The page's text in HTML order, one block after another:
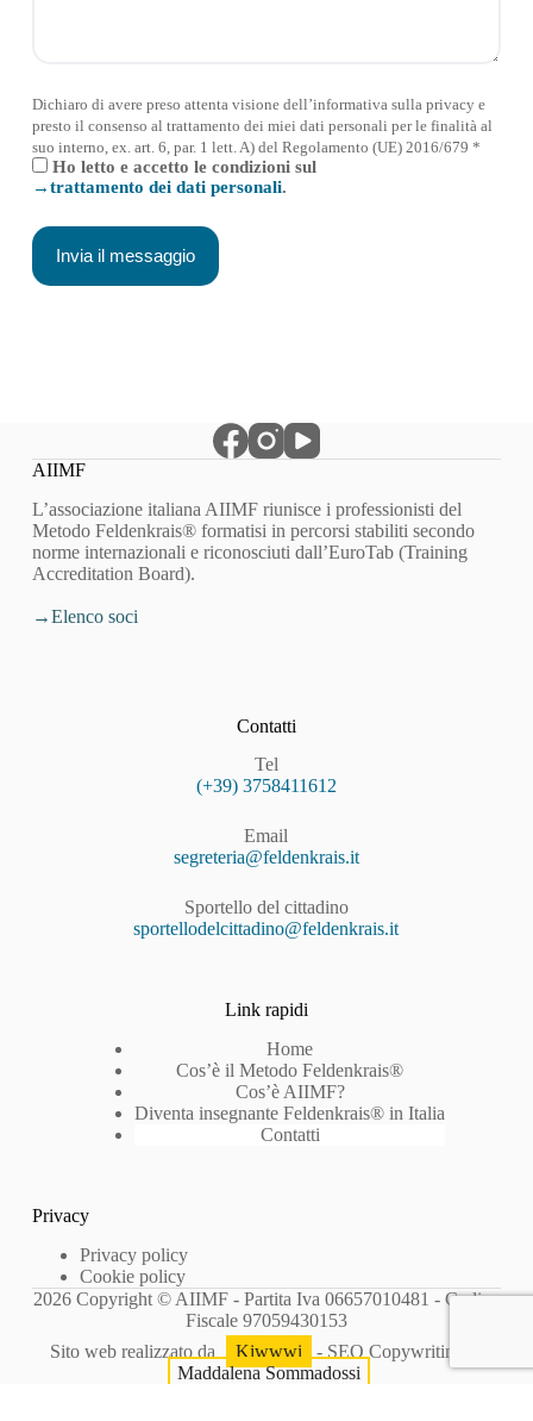
Dichiaro di avere preso attenta visione dell’informativa sulla privacy e
presto il consenso al trattamento dei miei dati personali per le finalità al
suo interno, ex. art. 6, par. 1 lett. A) del Regolamento (UE) 2016/679 *
Ho letto e accetto le condizioni sul
trattamento dei dati personali.
AIIMF
L’associazione italiana AIIMF riunisce i professionisti del
Metodo Feldenkrais® formatisi in percorsi stabiliti secondo
norme internazionali e riconosciuti dall’EuroTab (Training
Accreditation Board).
Elenco soci
Contatti
Tel
(+39) 3758411612
Email
segreteria@feldenkrais.it
Sportello del cittadino
sportellodelcittadino@feldenkrais.it
Link rapidi
Home
Cos’è il Metodo Feldenkrais®
Cos’è AIIMF?
Diventa insegnante Feldenkrais® in Italia
Contatti
Privacy
Privacy policy
Cookie policy
2026 Copyright © AIIMF - Partita Iva 06657010481 - Codice
Fiscale 97059430153
Sito web realizzato da
Kiwwwi
- SEO Copywriting di
Maddalena Sommadossi